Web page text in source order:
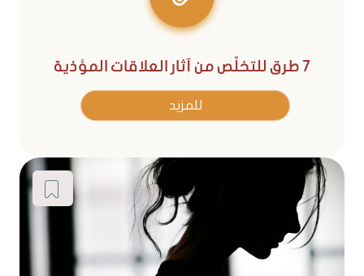
7 طرق للتخلّص من آثار العلاقات المؤذية
للمزيد